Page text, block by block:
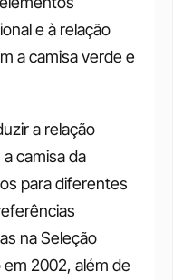
e à relação
a camisa verde e
a relação
camisa da
para diferentes
na Seleção
em 2002, além de